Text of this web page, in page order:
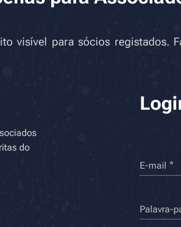
visível para sócios registados.
do
E-mail
Palavra-